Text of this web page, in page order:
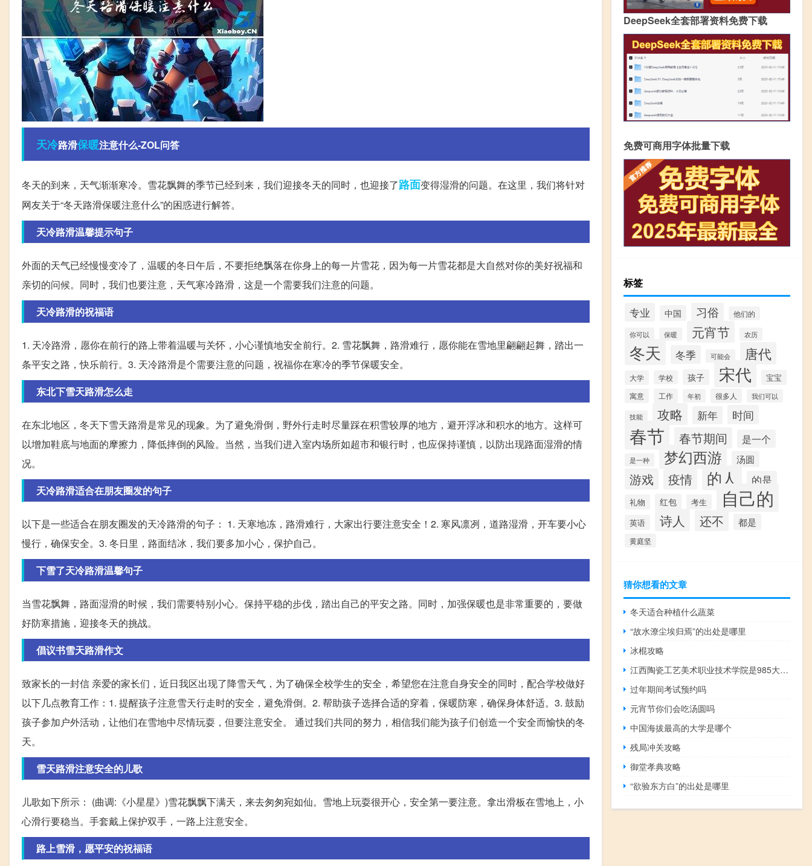
天冷路滑保暖注意什么-ZOL问答
冬天的到来，天气渐渐寒冷。雪花飘舞的季节已经到来，我们迎接冬天的同时，也迎接了路面变得湿滑的问题。在这里，我们将针对
网友关于“冬天路滑保暖注意什么”的困惑进行解答。
天冷路滑温馨提示句子
外面的天气已经慢慢变冷了，温暖的冬日午后，不要拒绝飘落在你身上的每一片雪花，因为每一片雪花都是大自然对你的美好祝福和
亲切的问候。同时，我们也要注意，天气寒冷路滑，这是一个需要我们注意的问题。
天冷路滑的祝福语
1. 天冷路滑，愿你在前行的路上带着温暖与关怀，小心谨慎地安全前行。2. 雪花飘舞，路滑难行，愿你能在雪地里翩翩起舞，踏出一
条平安之路，快乐前行。3. 天冷路滑是个需要注意的问题，祝福你在寒冷的季节保暖安全。
东北下雪天路滑怎么走
在东北地区，冬天下雪天路滑是常见的现象。为了避免滑倒，野外行走时尽量踩在积雪较厚的地方，避开浮冰和积水的地方。这样可
以增加鞋底与地面的摩擦力，降低摔倒的风险。当然，当我们进入室内场所如超市和银行时，也应保持谨慎，以防出现路面湿滑的情
况。
天冷路滑适合在朋友圈发的句子
以下是一些适合在朋友圈发的天冷路滑的句子： 1. 天寒地冻，路滑难行，大家出行要注意安全！2. 寒风凛冽，道路湿滑，开车要小心
慢行，确保安全。3. 冬日里，路面结冰，我们要多加小心，保护自己。
下雪了天冷路滑温馨句子
当雪花飘舞，路面湿滑的时候，我们需要特别小心。保持平稳的步伐，踏出自己的平安之路。同时，加强保暖也是非常重要的，要做
好防寒措施，迎接冬天的挑战。
倡议书雪天路滑作文
致家长的一封信 亲爱的家长们，近日我区出现了降雪天气，为了确保全校学生的安全，希望您在注意自身安全的同时，配合学校做好
以下几点教育工作：1. 提醒孩子注意雪天行走时的安全，避免滑倒。2. 帮助孩子选择合适的穿着，保暖防寒，确保身体舒适。3. 鼓励
孩子参加户外活动，让他们在雪地中尽情玩耍，但要注意安全。 通过我们共同的努力，相信我们能为孩子们创造一个安全而愉快的冬
天。
雪天路滑注意安全的儿歌
儿歌如下所示： (曲调:《小星星》)雪花飘飘下满天，来去匆匆宛如仙。雪地上玩耍很开心，安全第一要注意。拿出滑板在雪地上，小
心滑行要稳当。手套戴上保护双手，一路上注意安全。
路上雪滑，愿平安的祝福语
DeepSeek全套部署资料免费下载
免费可商用字体批量下载
标签
专业 中国 习俗 他们的
你可以 保暖 元宵节 农历
冬天 冬季 可能会 唐代
大学 学校 孩子 宋代 宝宝
寓意 工作 年初 很多人 我们可以
技能 攻略 新年 时间
春节 春节期间 是一个
是一种 梦幻西游 汤圆
游戏 疫情 的人 的是
礼物 红包 考生 自己的
英语 诗人 还不 都是
黄庭坚
猜你想看的文章
冬天适合种植什么蔬菜
“故水潦尘埃归焉”的出处是哪里
冰棍攻略
江西陶瓷工艺美术职业技术学院是985大学吗
过年期间考试预约吗
元宵节你们会吃汤圆吗
中国海拔最高的大学是哪个
残局冲关攻略
御堂孝典攻略
“欲验东方白”的出处是哪里